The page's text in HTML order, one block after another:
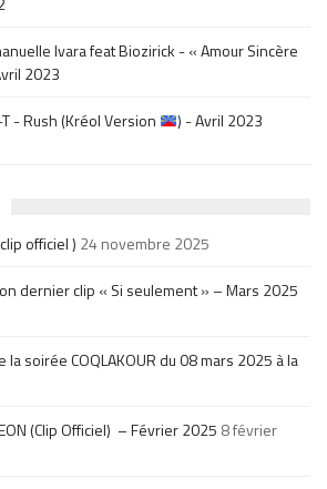
Ivara feat Biozirick - « Amour Sincère
2023
- Rush (Kréol Version
) - Avril 2023
officiel ) 24 novembre 2025
dernier clip « Si seulement » – Mars 2025
soirée COQLAKOUR du 08 mars 2025 à la
(Clip Officiel) – Février 2025 8 février